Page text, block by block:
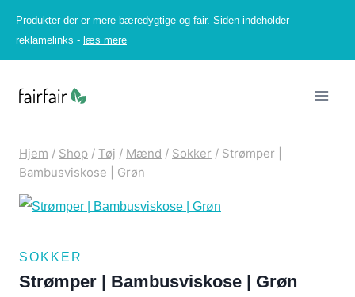
indhold
Produkter der er mere bæredygtige og fair. Siden indeholder
reklamelinks - læs mere
Hjem / Shop / Tøj / Mænd / Sokker / Strømper |
Bambusviskose | Grøn
SOKKER
Strømper | Bambusviskose | Grøn